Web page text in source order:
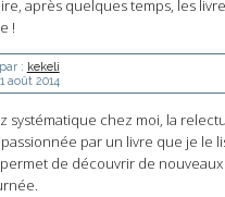
après quelques temps, les
!
: kekeli
août 2014
systématique chez moi, la
par un livre que je le
de découvrir de nouveaux